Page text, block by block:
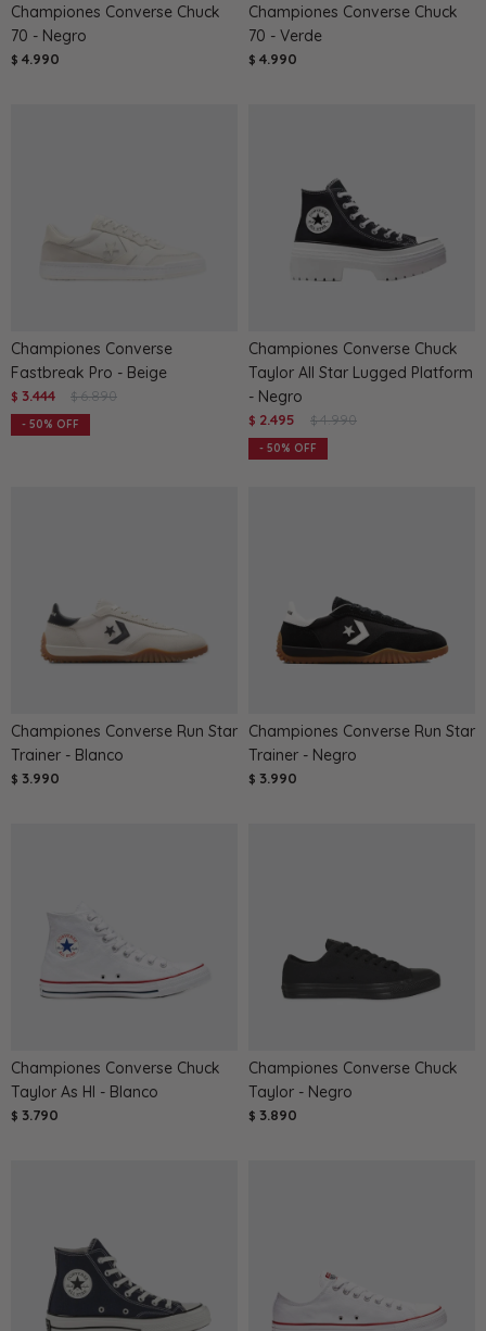
Championes Converse Chuck
70 - Negro
$ 4.990
Championes Converse Chuck
70 - Verde
$ 4.990
Championes Converse
Fastbreak Pro - Beige
$ 3.444 $ 6.890
50
Championes Converse Chuck
Taylor All Star Lugged Platform
- Negro
$ 2.495 $ 4.990
50
Championes Converse Run Star
Trainer - Blanco
$ 3.990
Championes Converse Run Star
Trainer - Negro
$ 3.990
Championes Converse Chuck
Taylor As HI - Blanco
$ 3.790
Championes Converse Chuck
Taylor - Negro
$ 3.890